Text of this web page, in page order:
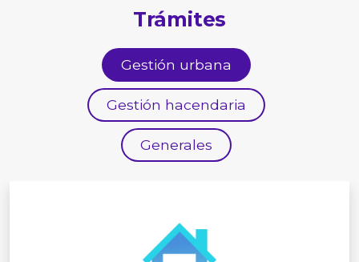
Trámites
Gestión urbana
Gestión hacendaria
Generales